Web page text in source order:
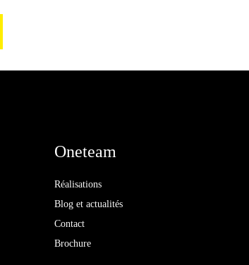
Oneteam
Réalisations
Blog et actualités
Contact
Brochure